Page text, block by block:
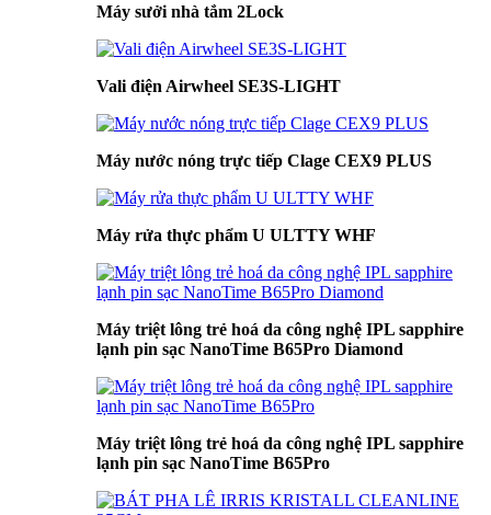
Máy sưởi nhà tắm 2Lock
Vali điện Airwheel SE3S-LIGHT
Máy nước nóng trực tiếp Clage CEX9 PLUS
Máy rửa thực phẩm U ULTTY WHF
Máy triệt lông trẻ hoá da công nghệ IPL sapphire
lạnh pin sạc NanoTime B65Pro Diamond
Máy triệt lông trẻ hoá da công nghệ IPL sapphire
lạnh pin sạc NanoTime B65Pro